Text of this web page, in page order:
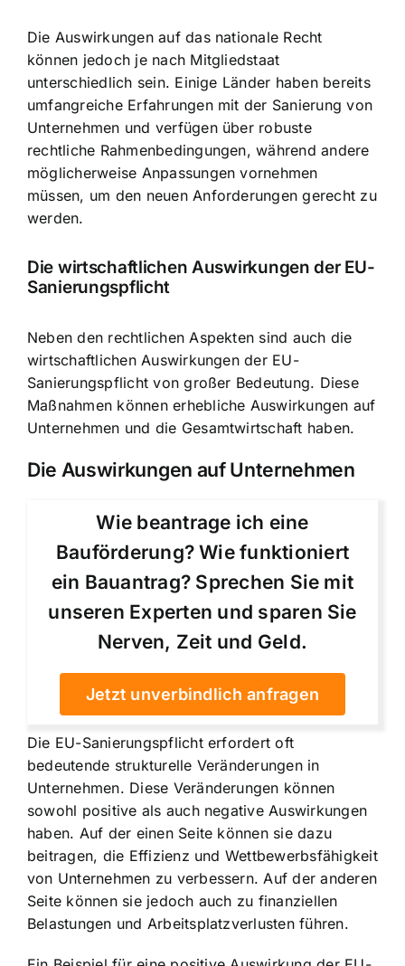
Die Auswirkungen auf das nationale Recht
können jedoch je nach Mitgliedstaat
unterschiedlich sein. Einige Länder haben bereits
umfangreiche Erfahrungen mit der Sanierung von
Unternehmen und verfügen über robuste
rechtliche Rahmenbedingungen, während andere
möglicherweise Anpassungen vornehmen
müssen, um den neuen Anforderungen gerecht zu
werden.
Die wirtschaftlichen Auswirkungen der EU-
Sanierungspflicht
Neben den rechtlichen Aspekten sind auch die
wirtschaftlichen Auswirkungen der EU-
Sanierungspflicht von großer Bedeutung. Diese
Maßnahmen können erhebliche Auswirkungen auf
Unternehmen und die Gesamtwirtschaft haben.
Die Auswirkungen auf Unternehmen
Wie beantrage ich eine
Bauförderung? Wie funktioniert
ein Bauantrag? Sprechen Sie mit
unseren Experten und sparen Sie
Nerven, Zeit und Geld.
Jetzt unverbindlich anfragen
Die EU-Sanierungspflicht erfordert oft
bedeutende strukturelle Veränderungen in
Unternehmen. Diese Veränderungen können
sowohl positive als auch negative Auswirkungen
haben. Auf der einen Seite können sie dazu
beitragen, die Effizienz und Wettbewerbsfähigkeit
von Unternehmen zu verbessern. Auf der anderen
Seite können sie jedoch auch zu finanziellen
Belastungen und Arbeitsplatzverlusten führen.